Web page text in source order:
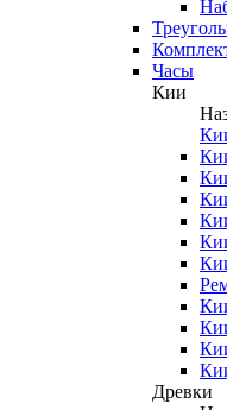
Часы
Кии
Древки